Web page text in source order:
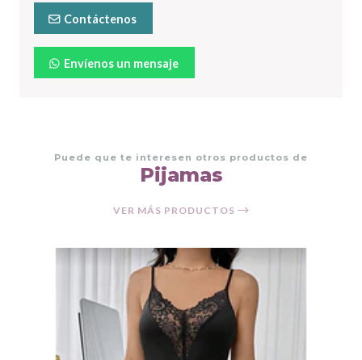
Contáctenos
Envíenos un mensaje
Puede que te interesen otros productos de
Pijamas
VER MÁS PRODUCTOS